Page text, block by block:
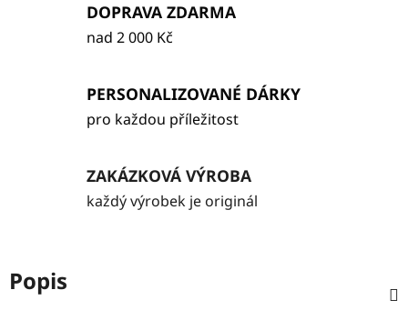
DOPRAVA ZDARMA
nad 2 000 Kč
PERSONALIZOVANÉ DÁRKY
pro každou příležitost
ZAKÁZKOVÁ VÝROBA
každý výrobek je originál
Popis